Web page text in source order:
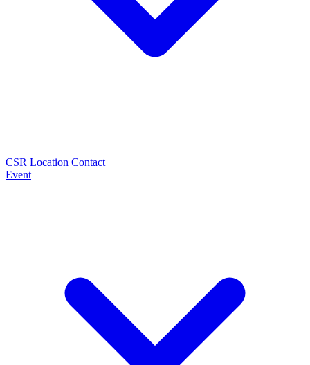
CSR Location Contact
Event